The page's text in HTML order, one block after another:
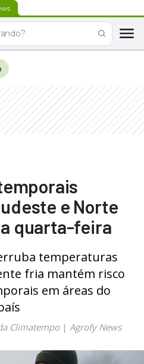
e Norte
quarta-feira
temperaturas
fria mantém risco
em áreas do
Climatempo| Agrofy News